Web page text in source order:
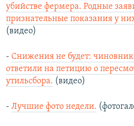
убийстве фермера. Родные
признательные показания у
(видео)
- Снижения не будет:
ответили на петицию о
утильсбора. (видео)
- Лучшие фото недели.